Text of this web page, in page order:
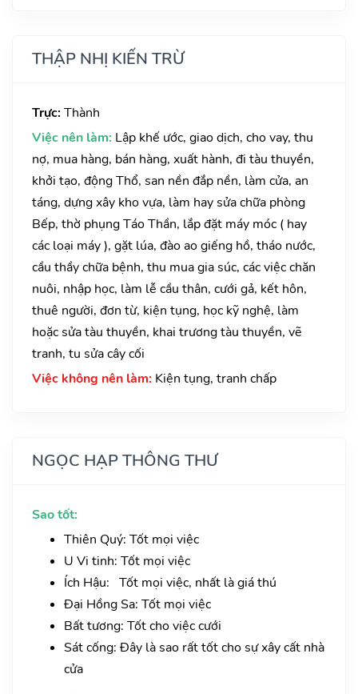
THẬP NHỊ KIẾN TRỪ
Trực: Thành
Việc nên làm: Lập khế ước, giao dịch, cho vay, thu
nợ, mua hàng, bán hàng, xuất hành, đi tàu thuyền,
khởi tạo, động Thổ, san nền đắp nền, làm cửa, an
táng, dựng xây kho vựa, làm hay sửa chữa phòng
Bếp, thờ phụng Táo Thần, lắp đặt máy móc ( hay
các loại máy ), gặt lúa, đào ao giếng hồ, tháo nước,
cầu thầy chữa bệnh, thu mua gia súc, các việc chăn
nuôi, nhập học, làm lễ cầu thân, cưới gả, kết hôn,
thuê người, đơn từ, kiện tụng, học kỹ nghệ, làm
hoặc sửa tàu thuyền, khai trương tàu thuyền, vẽ
tranh, tu sửa cây cối
Việc không nên làm: Kiện tụng, tranh chấp
NGỌC HẠP THÔNG THƯ
Sao tốt:
Thiên Quý: Tốt mọi việc
U Vi tinh: Tốt mọi việc
Ích Hậu: Tốt mọi việc, nhất là giá thú
Đại Hồng Sa: Tốt mọi việc
Bất tương: Tốt cho việc cưới
Sát cống: Đây là sao rất tốt cho sự xây cất nhà
cửa